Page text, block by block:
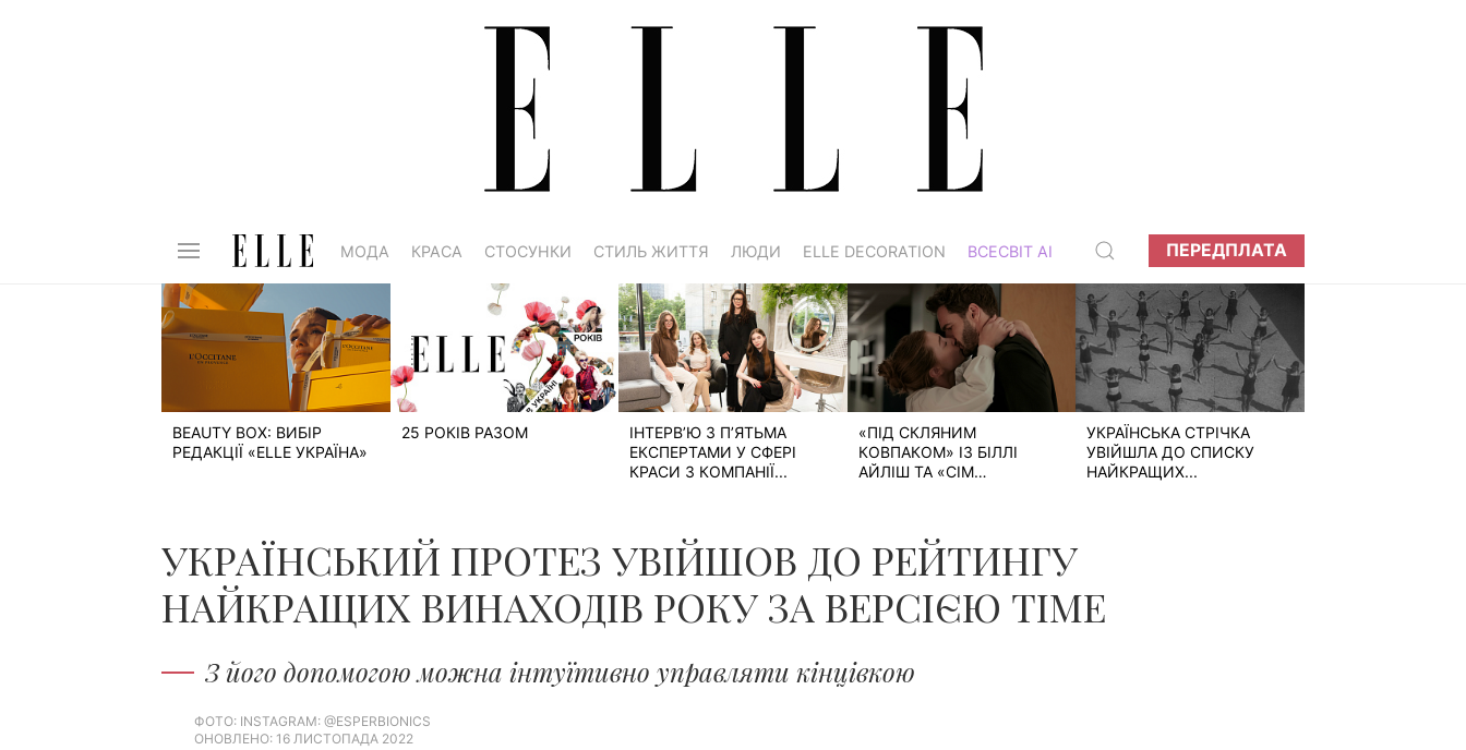
МОДА КРАСА СТОСУНКИ СТИЛЬ ЖИТТЯ ЛЮДИ ELLE DECORATION ВСЕСВІТ АІ ПЕРЕДПЛАТА
BEAUTY BOX: ВИБІР
РЕДАКЦІЇ «ELLE УКРАЇНА»
25 РОКІВ РАЗОМ
ІНТЕРВ’Ю З П’ЯТЬМА
ЕКСПЕРТАМИ У СФЕРІ
КРАСИ З КОМПАНІЇ...
«ПІД СКЛЯНИМ
КОВПАКОМ» ІЗ БІЛЛІ
АЙЛІШ ТА «СІМ
УКРАЇНСЬКА СТРІЧКА
УВІЙШЛА ДО СПИСКУ
НАЙКРАЩИХ...
УКРАЇНСЬКИЙ ПРОТЕЗ УВІЙШОВ ДО РЕЙТИНГУ
НАЙКРАЩИХ ВИНАХОДІВ РОКУ ЗА ВЕРСІЄЮ TIME
З його допомогою можна інтуїтивно управляти кінцівкою
ФОТО: INSTAGRAM: @ESPERBIONICS
ОНОВЛЕНО: 16 ЛИСТОПАДА 2022